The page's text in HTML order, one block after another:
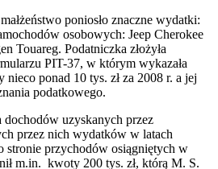
poniosło znaczne wydatki:
osobowych: Jeep Cherokee
Touareg. Podatniczka złożyła
PIT-37, w którym wykazała
nieco ponad 10 tys. zł za 2008 r. a jej
podatkowego.
dochodów uzyskanych przez
przez nich wydatków w latach
stronie przychodów osiągniętych w
m.in. kwoty 200 tys. zł, którą M. S.